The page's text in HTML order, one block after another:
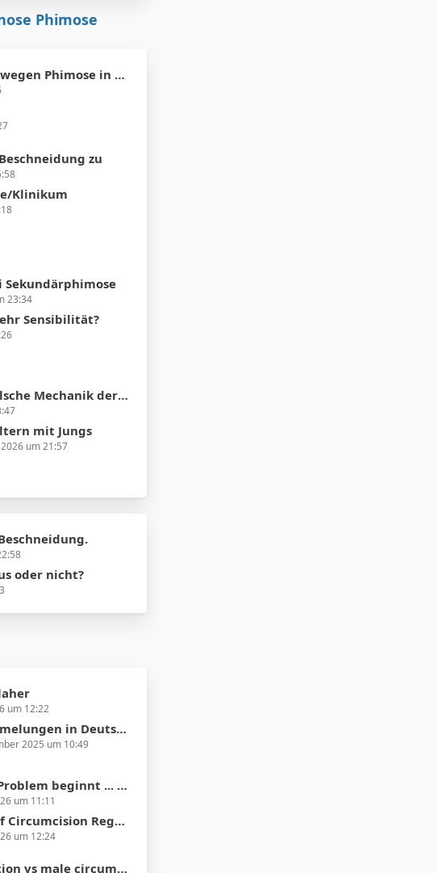
Phimose
in 2 Wochen
zu
Klinikum
23:34
Sensibilität?
Mechanik der SB?
mit Jungs
um 21:57
oder nicht?
um 12:22
in Deutschland in 2012?
2025 um 10:49
Abschneiden der Vorhaut"
um 11:11
Among Millions of Men
um 12:24
Understanding the differences